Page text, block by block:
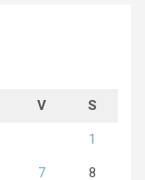
V S
1
7 8